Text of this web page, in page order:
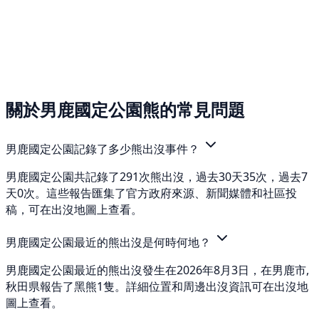
關於男鹿國定公園熊的常見問題
男鹿國定公園記錄了多少熊出沒事件？
男鹿國定公園共記錄了291次熊出沒，過去30天35次，過去7
天0次。這些報告匯集了官方政府來源、新聞媒體和社區投
稿，可在出沒地圖上查看。
男鹿國定公園最近的熊出沒是何時何地？
男鹿國定公園最近的熊出沒發生在2026年8月3日，在男鹿市,
秋田県報告了黑熊1隻。詳細位置和周邊出沒資訊可在出沒地
圖上查看。